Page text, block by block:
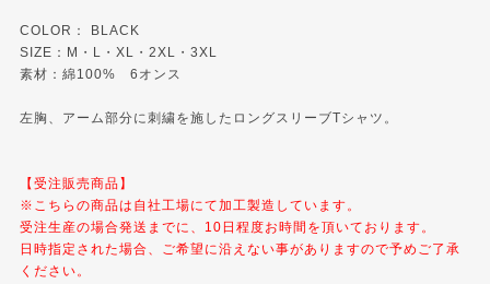
COLOR： BLACK
SIZE：M・L・XL・2XL・3XL
素材：綿100% 6オンス
左胸、アーム部分に刺繍を施したロングスリーブTシャツ。
【受注販売商品】
※こちらの商品は自社工場にて加工製造しています。
受注生産の場合発送までに、10日程度お時間を頂いております。
日時指定された場合、ご希望に沿えない事がありますので予めご了承
ください。